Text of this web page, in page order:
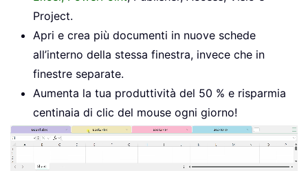
Project.
Apri e crea più documenti in nuove schede
all’interno della stessa finestra, invece che in
finestre separate.
Aumenta la tua produttività del 50 % e risparmia
centinaia di clic del mouse ogni giorno!